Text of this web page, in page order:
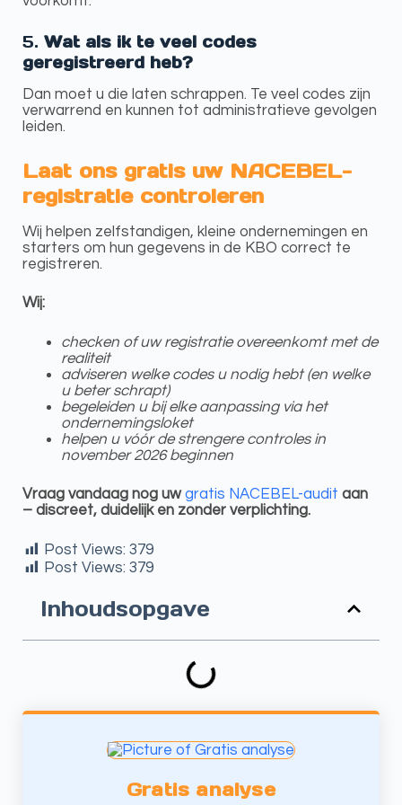
5. Wat als ik te veel codes
geregistreerd heb?
Dan moet u die laten schrappen. Te veel codes zijn
verwarrend en kunnen tot administratieve gevolgen
leiden.
Laat ons gratis uw NACEBEL-
registratie controleren
Wij helpen zelfstandigen, kleine ondernemingen en
starters om hun gegevens in de KBO correct te
registreren.
Wij:
checken of uw registratie overeenkomt met de
realiteit
adviseren welke codes u nodig hebt (en welke
u beter schrapt)
begeleiden u bij elke aanpassing via het
ondernemingsloket
helpen u vóór de strengere controles in
november 2026 beginnen
Vraag vandaag nog uwgratis NACEBEL-audit aan
– discreet, duidelijk en zonder verplichting.
Post Views: 379
Post Views: 379
Inhoudsopgave
Gratis analyse